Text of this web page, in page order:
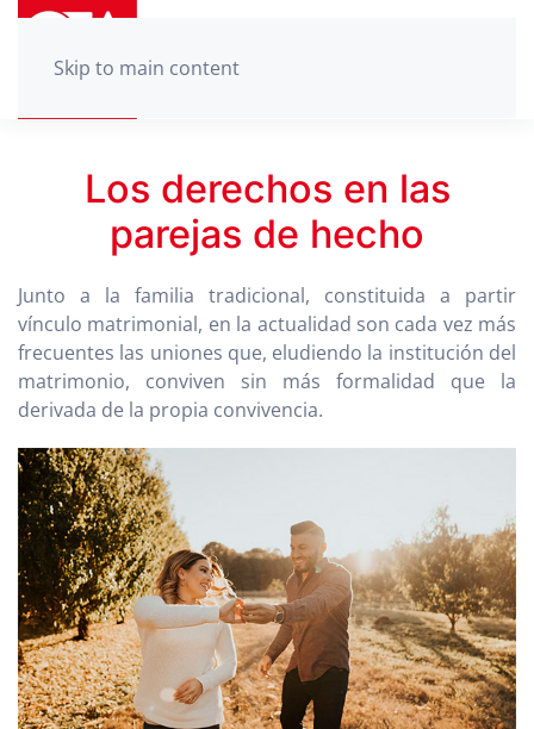
Skip to main content
Los derechos en las
parejas de hecho
Junto a la familia tradicional, constituida a partir
vínculo matrimonial, en la actualidad son cada vez más
frecuentes las uniones que, eludiendo la institución del
matrimonio, conviven sin más formalidad que la
derivada de la propia convivencia.